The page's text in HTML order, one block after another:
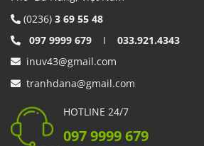
(0236) 3 69 55 48
097 9999 679 I 033.921.4343
inuv43@gmail.com
tranhdana@gmail.com
HOTLINE 24/7
097 9999 679